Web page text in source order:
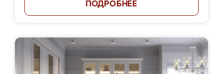
ПОДРОБНЕЕ